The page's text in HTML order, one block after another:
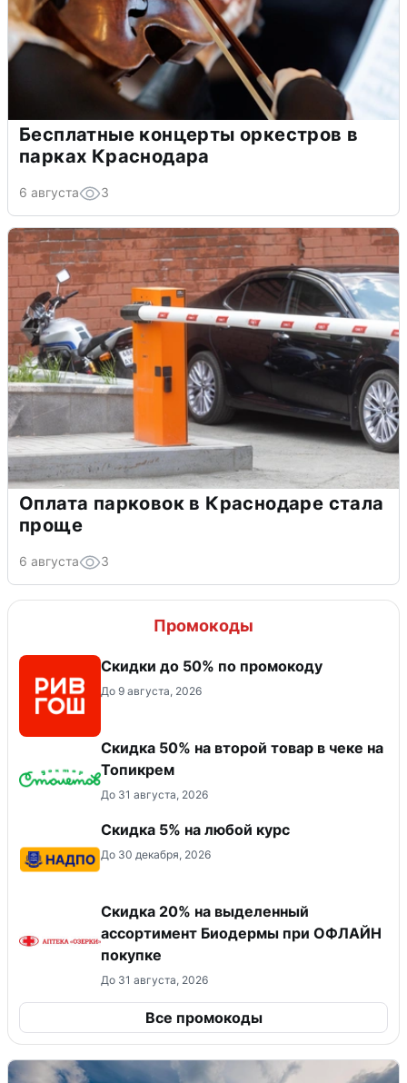
Бесплатные концерты оркестров в
парках Краснодара
6 августа 3
Оплата парковок в Краснодаре стала
проще
6 августа 3
Промокоды
Скидки до 50% по промокоду
До 9 августа, 2026
Скидка 50% на второй товар в чеке на
Топикрем
До 31 августа, 2026
Скидка 5% на любой курс
До 30 декабря, 2026
Скидка 20% на выделенный
ассортимент Биодермы при ОФЛАЙН
покупке
До 31 августа, 2026
Все промокоды